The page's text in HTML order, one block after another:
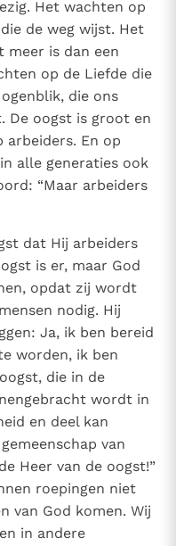
Het wachten op
de weg wijst. Het
meer is dan een
op de Liefde die
die ons
De oogst is groot en
En op
alle generaties ook
“Maar arbeiders
dat Hij arbeiders
is er, maar God
opdat zij wordt
nodig. Hij
Ja, ik ben bereid
worden, ik ben
die in de
wordt in
en deel kan
van
Heer van de oogst!”
roepingen niet
van God komen. Wij
in andere